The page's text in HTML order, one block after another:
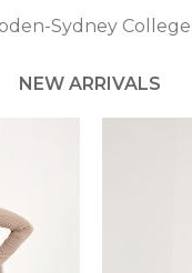
Sydney
NEW ARRIVALS